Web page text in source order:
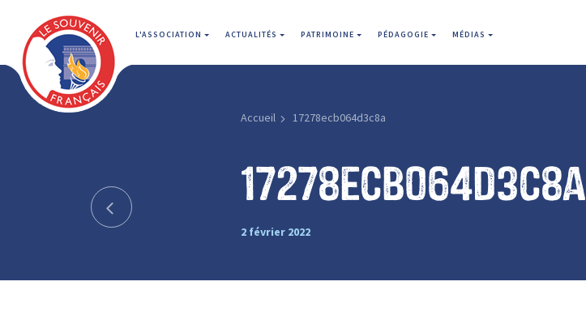
L'ASSOCIATION ACTUALITÉS PATRIMOINE PÉDAGOGIE MÉDIAS
Accueil 17278ecb064d3c8a
17278ecb064d3c8a
2 février 2022